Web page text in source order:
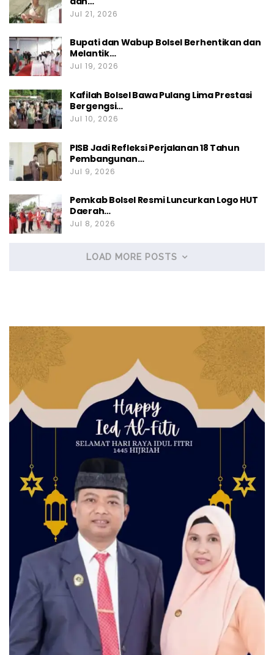
Jul 21, 2026
Bupati dan Wabup Bolsel Berhentikan dan
Melantik…
Jul 19, 2026
Kafilah Bolsel Bawa Pulang Lima Prestasi
Bergengsi…
Jul 10, 2026
PISB Jadi Refleksi Perjalanan 18 Tahun
Pembangunan…
Jul 9, 2026
Pemkab Bolsel Resmi Luncurkan Logo HUT
Daerah…
Jul 8, 2026
LOAD MORE POSTS